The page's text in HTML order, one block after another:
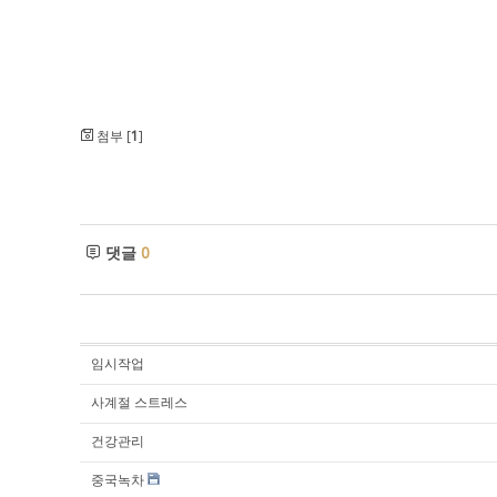
첨부 [1]
댓글 0
임시작업
사계절 스트레스
건강관리
중국녹차